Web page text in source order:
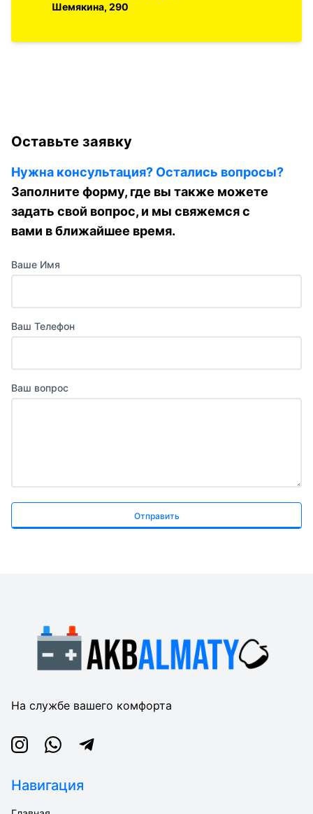
Шемякина, 290
Оставьте заявку
Нужна консультация? Остались вопросы?
Заполните форму, где вы также можете
задать свой вопрос, и мы свяжемся с
вами в ближайшее время.
Ваше Имя
Ваш Телефон
Ваш вопрос
Отправить
На службе вашего комфорта
InstagramWhatsappTelegram
Навигация